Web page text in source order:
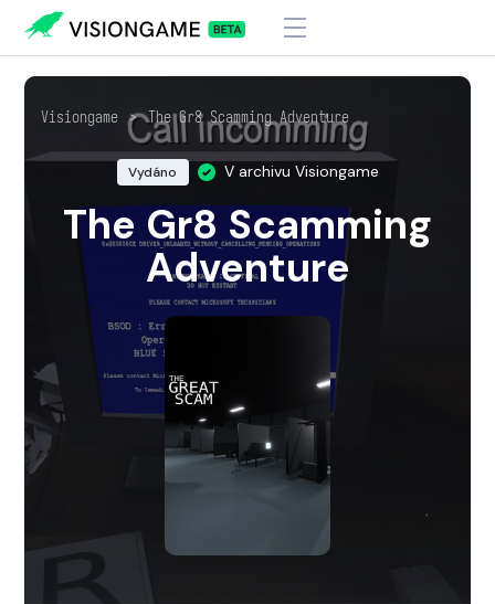
Visiongame > The Gr8 Scamming Adventure
Vydáno V archivu Visiongame
The Gr8 Scamming
Adventure